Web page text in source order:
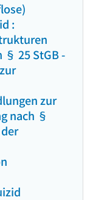
:
§ 25 StGB -
zur
nach §